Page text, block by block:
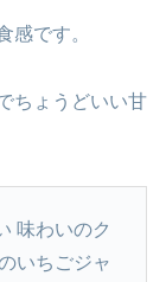
感です。
ちょうどいい甘
味わいのク
いちごジャ